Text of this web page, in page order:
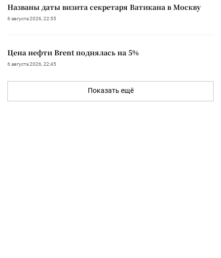
Названы даты визита секретаря Ватикана в Москву
6 августа 2026, 22:55
Цена нефти Brent поднялась на 5%
6 августа 2026, 22:45
Показать ещё